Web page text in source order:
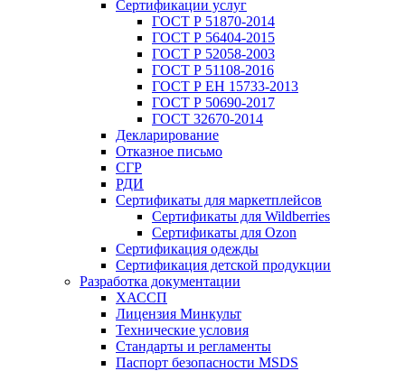
Сертификации услуг
ГОСТ Р 51870-2014
ГОСТ Р 56404-2015
ГОСТ Р 52058-2003
ГОСТ Р 51108-2016
ГОСТ Р ЕН 15733-2013
ГОСТ Р 50690-2017
ГОСТ 32670-2014
Декларирование
Отказное письмо
СГР
РДИ
Сертификаты для маркетплейсов
Сертификаты для Wildberries
Сертификаты для Ozon
Сертификация одежды
Сертификация детской продукции
Разработка документации
ХАССП
Лицензия Минкульт
Технические условия
Стандарты и регламенты
Паспорт безопасности MSDS